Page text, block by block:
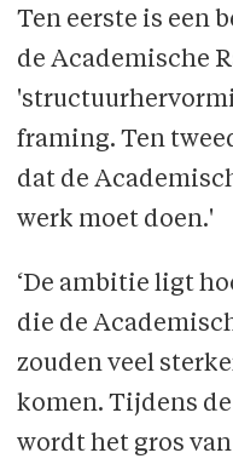
Ten eerste is een
de Academische
framing. Ten
dat de
werk moet doen.'
‘De ambitie ligt
die de
zouden veel
komen. Tijdens
wordt het gros